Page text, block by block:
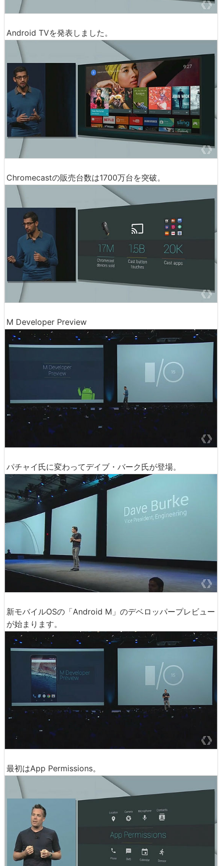
Android TVを発表しました。
Chromecastの販売台数は1700万台を突破。
M Developer Preview
パチャイ氏に変わってデイブ・バーク氏が登場。
新モバイルOSの「Android M」のデベロッパープレビュー
が始まります。
最初はApp Permissions。